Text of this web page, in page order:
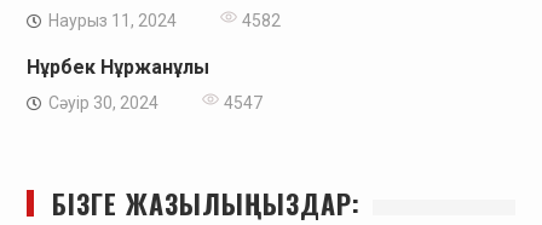
Наурыз 11, 2024 4582
Нұрбек Нұржанұлы
Сәуір 30, 2024 4547
БІЗГЕ ЖАЗЫЛЫҢЫЗДАР: